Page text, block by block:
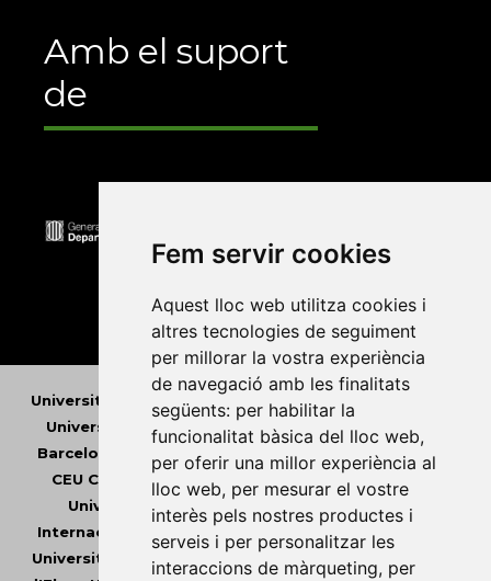
Fem servir cookies
Aquest lloc web utilitza cookies i
altres tecnologies de seguiment
per millorar la vostra experiència
de navegació amb les finalitats
següents: per habilitar la
funcionalitat bàsica del lloc web,
per oferir una millor experiència al
lloc web, per mesurar el vostre
interès pels nostres productes i
serveis i per personalitzar les
interaccions de màrqueting, per
Amb el suport
de
Universitat Abat Oliba CEU •Universitat d'Alacant
Universitat d'Andorra
•
Universitat Autònoma de
Barcelona
Universitat de Barcelona
Universitat
CEU Cardenal Herrera
Universitat de Girona
Universitat de les Illes Balears
Universitat
Internacional de Catalunya
Universitat Jaume I
Universitat de Lleida
• Universitat Miguel Hernández